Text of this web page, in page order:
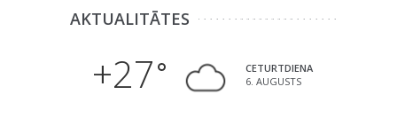
AKTUALITĀTES
+27
CETURTDIENA
6. AUGUSTS